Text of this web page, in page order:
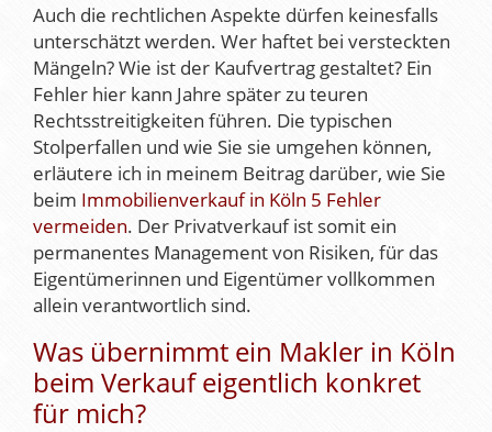
Auch die rechtlichen Aspekte dürfen keinesfalls
unterschätzt werden. Wer haftet bei versteckten
Mängeln? Wie ist der Kaufvertrag gestaltet? Ein
Fehler hier kann Jahre später zu teuren
Rechtsstreitigkeiten führen. Die typischen
Stolperfallen und wie Sie sie umgehen können,
erläutere ich in meinem Beitrag darüber, wie Sie
beim Immobilienverkauf in Köln 5 Fehler
vermeiden. Der Privatverkauf ist somit ein
permanentes Management von Risiken, für das
Eigentümerinnen und Eigentümer vollkommen
allein verantwortlich sind.
Was übernimmt ein Makler in Köln
beim Verkauf eigentlich konkret
für mich?